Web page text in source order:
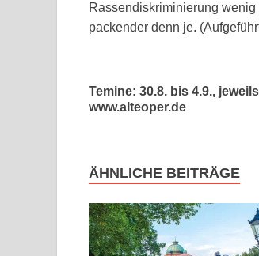
Rassendiskriminierung
packender denn je.
Temine: 30.8. bis 4.9.,
www.alteoper.de
ÄHNLICHE BEITRÄGE